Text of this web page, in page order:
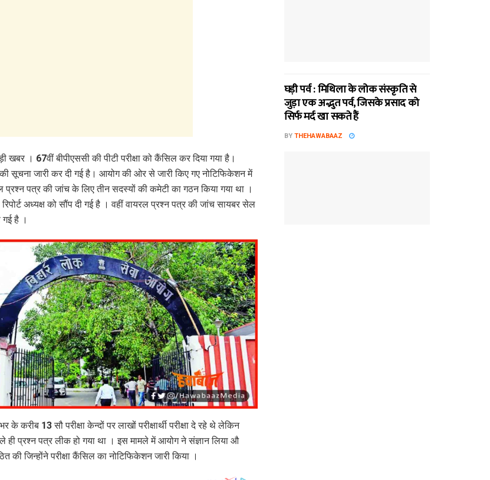
। 67वीं बीपीएससी की पीटी परीक्षा को कैंसिल कर दिया गया है।
सूचना जारी कर दी गई है। आयोग की ओर से जारी किए गए नोटिफिकेशन में
प्रश्न पत्र की जांच के लिए तीन सदस्यों की कमेटी का गठन किया गया था ।
अध्यक्ष को सौंप दी गई है । वहीं वायरल प्रश्‍न पत्र की जांच सायबर सेल
है ।
के करीब 13 सौ परीक्षा केन्‍दों पर लाखों परीक्षार्थी परीक्षा दे रहे थे लेकिन
ही प्रश्‍न पत्र लीक हो गया था । इस मामले में आयोग ने संज्ञान लिया औ
की जिन्‍होंने परीक्षा कैंसिल का नोटिफिकेशन जारी किया ।
घड़ी पर्व : मिथि‍ला के लोक संस्कृति से
जुड़ा एक अद्भुत पर्व, जिसके प्रसाद को
सिर्फ मर्द खा सकते हैं
BY THEHAWABAAZ